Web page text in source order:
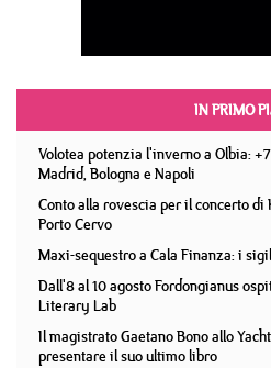
IN PRIMO
Volotea potenzia l'inverno a Olbia:
Madrid, Bologna e Napoli
Conto alla rovescia per il concerto di
Porto Cervo
Maxi-sequestro a Cala Finanza: i
Dall'8 al 10 agosto Fordongianus
Literary Lab
Il magistrato Gaetano Bono allo
presentare il suo ultimo libro